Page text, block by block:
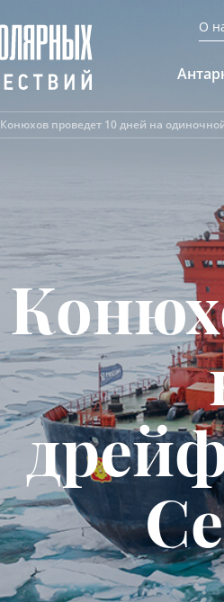
О
Конюхов проведет 10 дней на